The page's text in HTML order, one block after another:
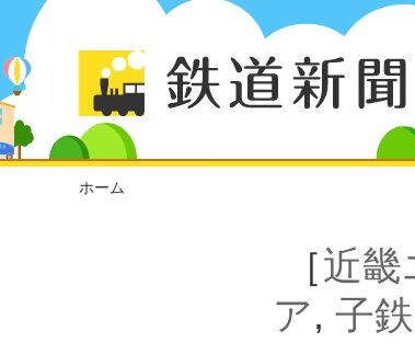
ホーム
［近畿
ア, 子